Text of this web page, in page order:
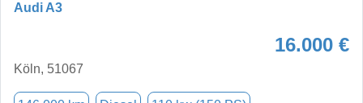
Audi A3
16.000 €
Köln, 51067